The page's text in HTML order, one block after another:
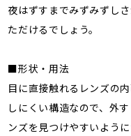
夜はずすまでみずみずし
ただけるでしょう。
■形状・用法
目に直接触れるレンズの
しにくい構造なので、外
ンズを見つけやすいよう